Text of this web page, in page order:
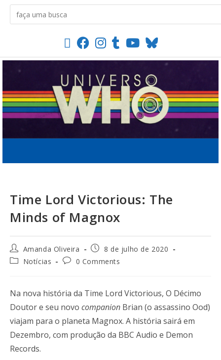
Time Lord Victorious: The
Minds of Magnox
Amanda Oliveira
8 de julho de 2020
Notícias
0 Comments
Na nova história da Time Lord Victorious, O Décimo
Doutor e seu novo companion Brian (o assassino Ood)
viajam para o planeta Magnox. A história sairá em
Dezembro, com produção da BBC Audio e Demon
Records.